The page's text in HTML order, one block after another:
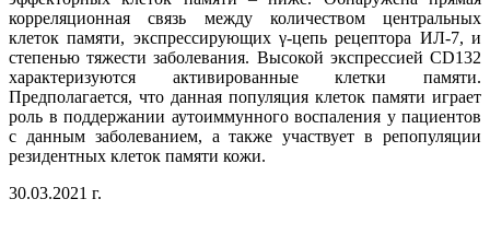
корреляционная связь между количеством центральных
клеток памяти, экспрессирующих γ-цепь рецептора ИЛ-7, и
степенью тяжести заболевания. Высокой экспрессией CD132
характеризуются активированные клетки памяти.
Предполагается, что данная популяция клеток памяти играет
роль в поддержании аутоиммунного воспаления у пациентов
с данным заболеванием, а также участвует в репопуляции
резидентных клеток памяти кожи.
30.03.2021 г.